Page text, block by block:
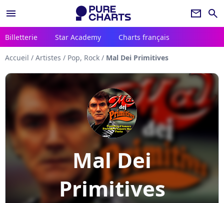
menu newsletter search
Billetterie Star Academy Charts français
Accueil / Artistes / Pop, Rock / Mal Dei Primitives
Mal Dei
Primitives